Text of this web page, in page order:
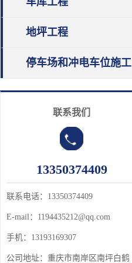
地坪工程
停车场和冲电车位施工
联系我们
13350374409
联系电话：13350374409
E-mail：1194435212@qq.com
手机：13193169307
公司地址： 重庆市南岸区南坪白鹤